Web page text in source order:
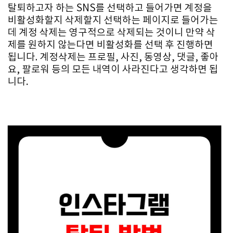
탈퇴하고자 하는 SNS를 선택하고 들어가면 계정을
비활성화할지 삭제할지 선택하는 페이지로 들어가는
데 계정 삭제는 영구적으로 삭제되는 것이니 만약 삭
제를 원하지 않는다면 비활성화를 선택 후 진행하면
됩니다. 계정삭제는 프로필, 사진, 동영상, 댓글, 좋아
요, 팔로워 등의 모든 내역이 사라진다고 생각하면 됩
니다.